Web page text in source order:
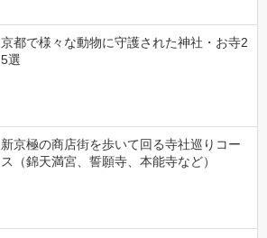
京都で様々な動物に守護された神社・お寺2
5選
新京極の商店街を歩いて回る寺社巡りコー
ス（錦天満宮、誓願寺、本能寺など）